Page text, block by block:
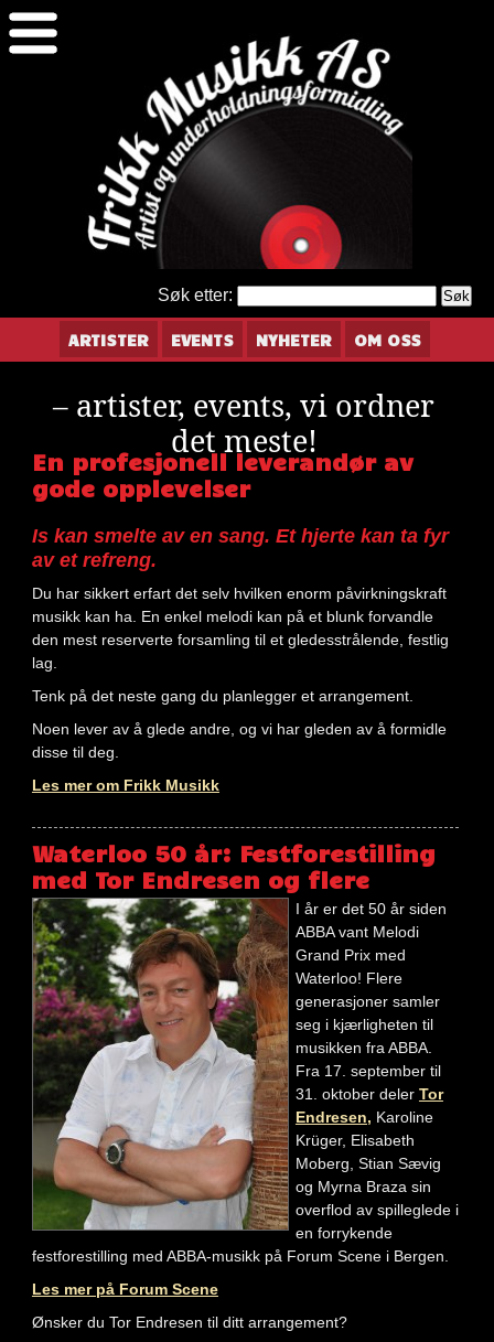
Søk etter:
ARTISTER EVENTS NYHETER OM OSS
– artister, events, vi ordner
det meste!
En profesjonell leverandør av
gode opplevelser
Is kan smelte av en sang. Et hjerte kan ta fyr
av et refreng.
Du har sikkert erfart det selv hvilken enorm påvirkningskraft
musikk kan ha. En enkel melodi kan på et blunk forvandle
den mest reserverte forsamling til et gledesstrålende, festlig
lag.
Tenk på det neste gang du planlegger et arrangement.
Noen lever av å glede andre, og vi har gleden av å formidle
disse til deg.
Les mer om Frikk Musikk
Waterloo 50 år: Festforestilling
med Tor Endresen og flere
I år er det 50 år siden
ABBA vant Melodi
Grand Prix med
Waterloo! Flere
generasjoner samler
seg i kjærligheten til
musikken fra ABBA.
Fra 17. september til
31. oktober deler Tor
Endresen, Karoline
Krüger, Elisabeth
Moberg, Stian Sævig
og Myrna Braza sin
overflod av spilleglede i
en forrykende
festforestilling med ABBA-musikk på Forum Scene i Bergen.
Les mer på Forum Scene
Ønsker du Tor Endresen til ditt arrangement?